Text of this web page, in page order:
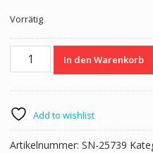
CHF 122.00CHF
Vorrätig
Schreibtisch
VEGA
50
cm
hellbraun
In den Warenkorb
Add to wishlist
Artikelnummer: SN-25739